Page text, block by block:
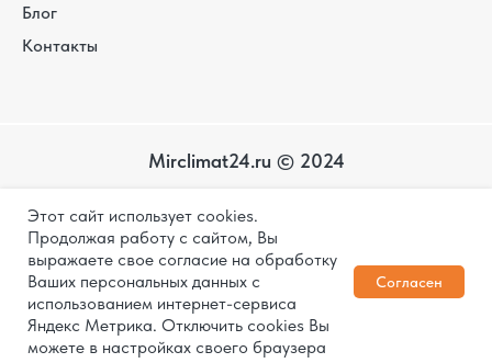
Этот сайт использует cookies.
Продолжая работу с сайтом, Вы
выражаете свое согласие на обработку
Ваших персональных данных с
использованием интернет-сервиса
Яндекс Метрика. Отключить cookies Вы
можете в настройках своего браузера
Согласен
Блог
Контакты
Mirclimat24.ru © 2024
сайта
Политика конфиденциальности
Дизайн и разработка
КОНСУЛЬТАЦИЮ
1